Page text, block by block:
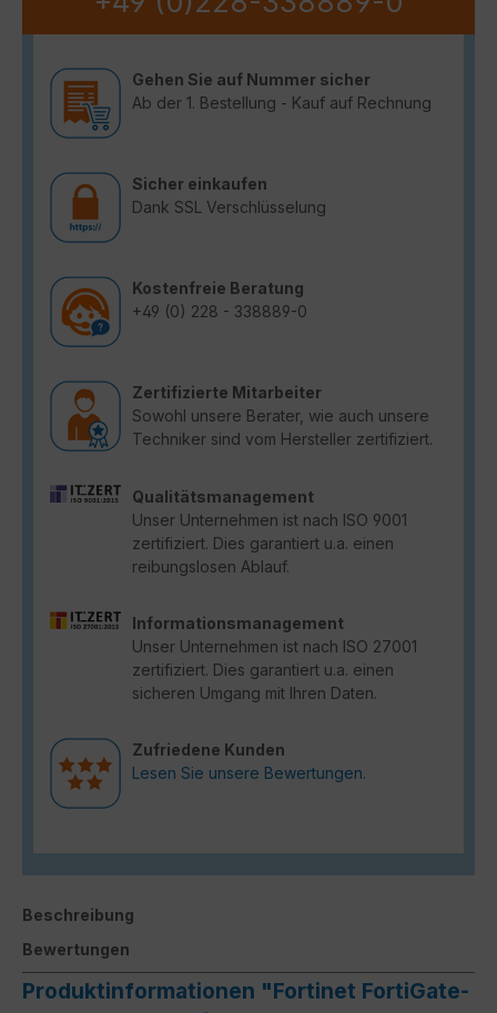
Gehen Sie auf Nummer sicher
Ab der 1. Bestellung - Kauf auf Rechnung
Sicher einkaufen
Dank SSL Verschlüsselung
Kostenfreie Beratung
+49 (0) 228 - 338889-0
Zertifizierte Mitarbeiter
Sowohl unsere Berater, wie auch unsere
Techniker sind vom Hersteller zertifiziert.
Qualitätsmanagement
Unser Unternehmen ist nach ISO 9001
zertifiziert. Dies garantiert u.a. einen
reibungslosen Ablauf.
Informationsmanagement
Unser Unternehmen ist nach ISO 27001
zertifiziert. Dies garantiert u.a. einen
sicheren Umgang mit Ihren Daten.
Zufriedene Kunden
Lesen Sie unsere Bewertungen.
Beschreibung
Bewertungen
Produktinformationen "Fortinet FortiGate-